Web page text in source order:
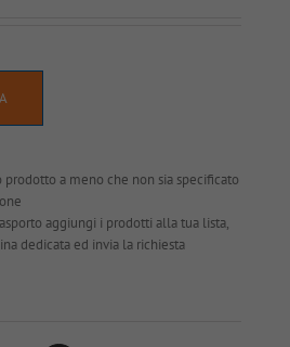
a meno che non sia specificato
aggiungi i prodotti alla tua lista,
dedicata ed invia la richiesta